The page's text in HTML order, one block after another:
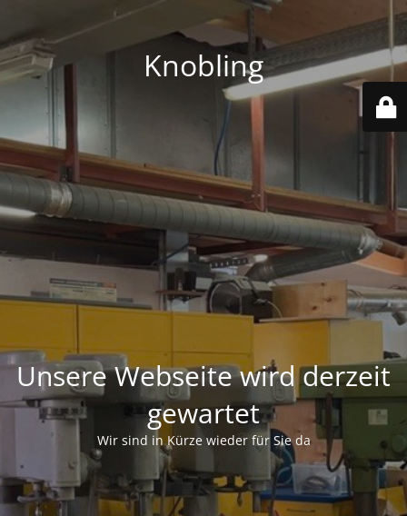
Knobling
Unsere Webseite wird derzeit
gewartet
Wir sind in Kürze wieder für Sie da